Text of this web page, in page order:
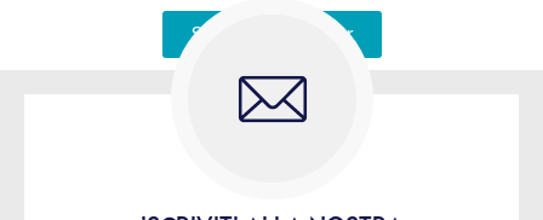
Signaler une erreur